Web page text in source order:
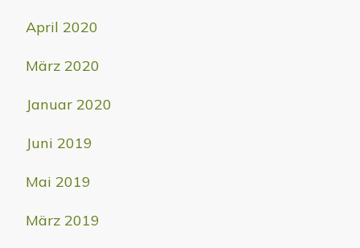
April 2020
März 2020
Januar 2020
Juni 2019
Mai 2019
März 2019